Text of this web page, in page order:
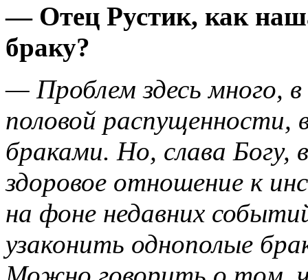
— Отец Рустик, как
браку?
— Проблем здесь много,
половой распущенности,
браками. Но, слава
здоровое отношение к
на фоне недавних
узаконить однополые